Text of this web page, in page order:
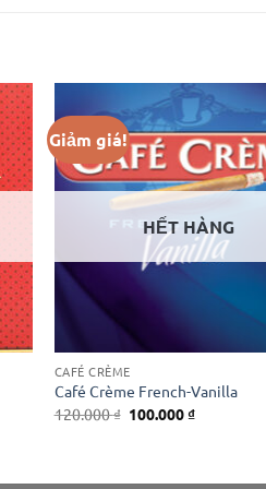
Giảm giá!
HẾT HÀNG
CAFÉ CRÈME
Café Crème French-Vanilla
120.000₫ Giá
100.000₫Giá